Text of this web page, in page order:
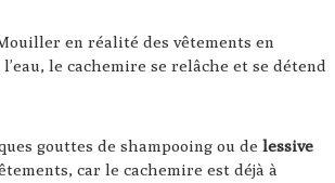
en réalité des vêtements en
le cachemire se relâche et se détend
gouttes de shampooing ou de lessive
car le cachemire est déjà à